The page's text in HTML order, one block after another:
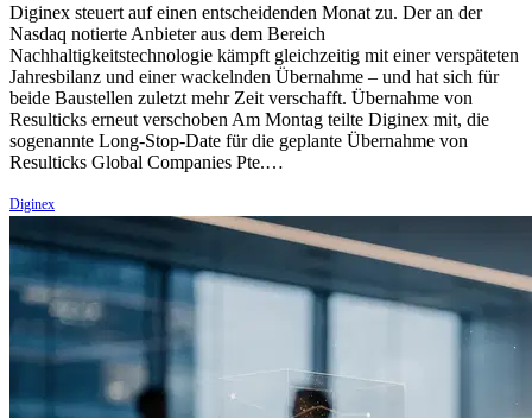
Diginex steuert auf einen entscheidenden Monat zu. Der an der
Nasdaq notierte Anbieter aus dem Bereich
Nachhaltigkeitstechnologie kämpft gleichzeitig mit einer verspäteten
Jahresbilanz und einer wackelnden Übernahme – und hat sich für
beide Baustellen zuletzt mehr Zeit verschafft. Übernahme von
Resulticks erneut verschoben Am Montag teilte Diginex mit, die
sogenannte Long-Stop-Date für die geplante Übernahme von
Resulticks Global Companies Pte.…
Diginex